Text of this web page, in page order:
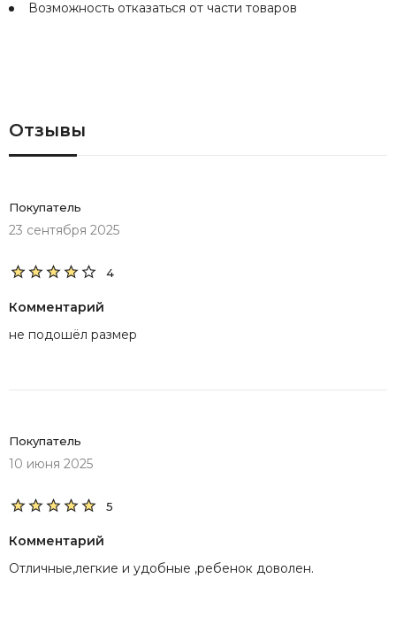
Возможность отказаться от части товаров
Отзывы
Покупатель
23 сентября 2025
4
Комментарий
не подошёл размер
Покупатель
10 июня 2025
5
Комментарий
Отличные,легкие и удобные ,ребенок доволен.